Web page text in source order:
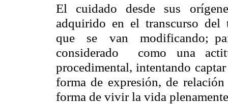
El cuidado desde sus
adquirido en el transcurso del
que se van modificando;
considerado como una
procedimental, intentando
forma de expresión, de
forma de vivir la vida